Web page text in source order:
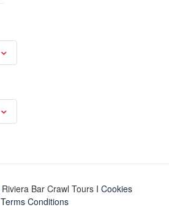
Riviera Bar Crawl Tours I Cookies
Terms Conditions